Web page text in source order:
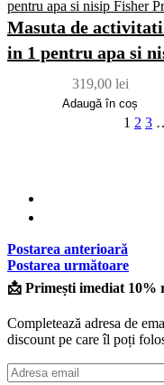
Masuta de
in 1 pentru apa si
319,00 lei
Adaugă în coș
1 2 3
Postarea anterioară
Postarea următoare
📩 Primești imediat 10%
Completează adresa de
discount pe care îl poți